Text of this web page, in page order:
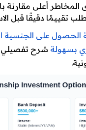
أعلى مقارنة
تقييمًا دقيقًا قبل
الحصول على الجنسية
بسهولةشرح تفصيلي